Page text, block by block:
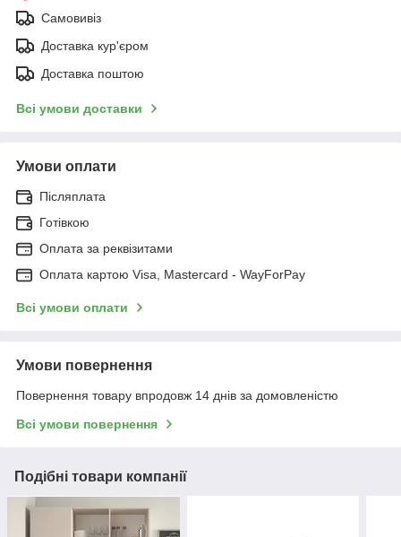
Самовивіз
Доставка кур'єром
Доставка поштою
Всі умови доставки
Умови оплати
Післяплата
Готівкою
Оплата за реквізитами
Оплата картою Visa, Mastercard - WayForPay
Всі умови оплати
Умови повернення
Повернення товару впродовж 14 днів за домовленістю
Всі умови повернення
Подібні товари компанії